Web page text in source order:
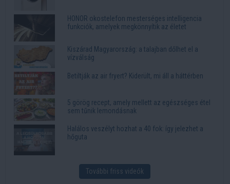
HONOR okostelefon mesterséges intelligencia
funkciók, amelyek megkönnyítik az életet
Kiszárad Magyarország: a talajban dőlhet el a
vízválság
Betiltják az air fryert? Kiderült, mi áll a háttérben
5 görög recept, amely mellett az egészséges étel
sem tűnik lemondásnak
Halálos veszélyt hozhat a 40 fok: így jelezhet a
hőguta
További friss videók